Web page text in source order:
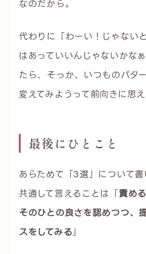
なのだから。
代わりに「わーい！じゃない
はあっていいんじゃないかな
たら、そっか、いつものパタ
変えてみようって前向きに思え
最後にひとこと
あらためて「3選」について書
共通して言えることは「 責め
そのひとの良さを認めつつ、
スをしてみる